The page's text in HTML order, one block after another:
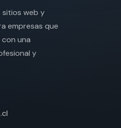
sitios web y
empresas que
una
y